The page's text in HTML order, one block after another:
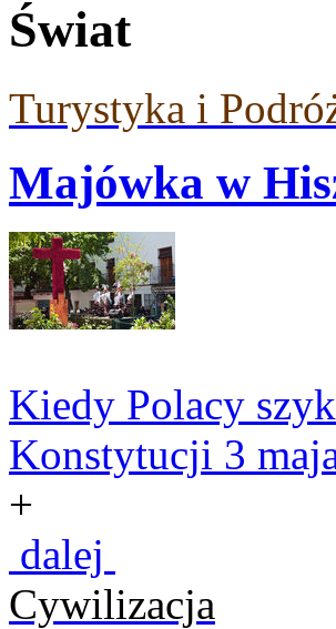
Świat
Turystyka i
Majówka w
Kiedy Polacy
Konstytucji 3
+
dalej
Cywilizacja